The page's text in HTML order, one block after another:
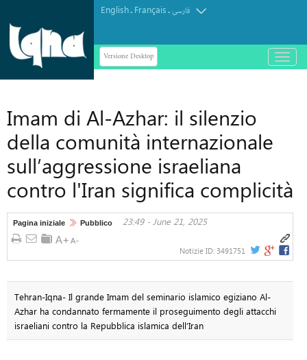
English. Français.فارسی
Versione Desktop
باز
و
Imam di Al-Azhar: il silenzio
della comunità internazionale
sull’aggressione israeliana
contro l'Iran significa complicità
Pagina iniziale Pubblico 23:49 - June 21, 2025
Notizie ID: 3491751
Tehran-Iqna- Il grande Imam del seminario islamico egiziano Al-
Azhar ha condannato fermamente il proseguimento degli attacchi
israeliani contro la Repubblica islamica dell’Iran